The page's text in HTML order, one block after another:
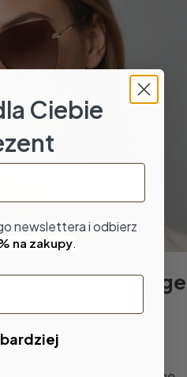
retro vintage
dodatki z
Ciebie
newslettera i odbierz
na zakupy.